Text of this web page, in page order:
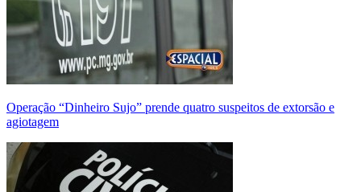
Operação “Dinheiro Sujo” prende quatro suspeitos de extorsão e
agiotagem